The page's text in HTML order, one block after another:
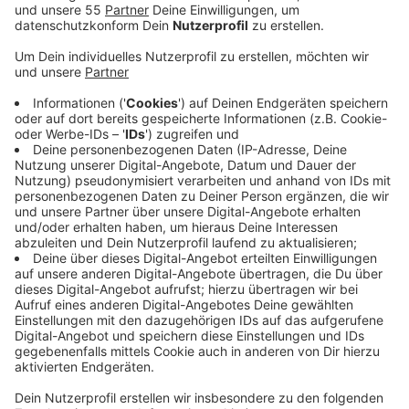
Die Stadt Monheim hilft der Ukraine dabei, sich auf
Veröffentlicht:Dienstag, 17.12.2024 06:55
Anzeige
Die stehen in Verbindung zu einem möglichen EU-
Beitritt in der Zukunft. Es geht um die
Abfallwirtschaft; eine vierköpfige Delegation aus der
ukraininischen Stadt Volodomyr war dafür zu Besuch in
Monheim. Sie hat sich die Arbeit der Städtischen
Betriebe und des Wertstoffhofs angeschaut. Das teilt
die Stadt Monheim mit; sie hatte bereits im Februar
zwei Fahrzeuge der Ukraine gespendet. Mit Fokus auf
den EU-Beitritt hat die Ukraine neue Gesetze erlassen,
um bestimmte Alltagsbereiche den EU-Normen